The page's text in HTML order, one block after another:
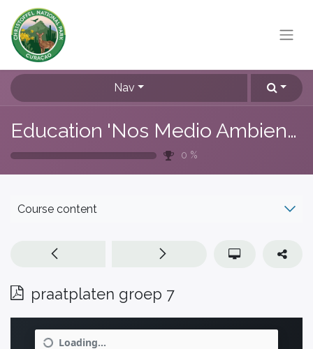
Nav
Education 'Nos Medio Ambiente'
0 %
Course content
praatplaten groep 7